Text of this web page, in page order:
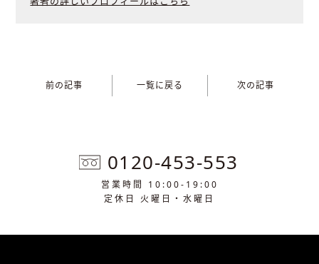
前の記事 一覧に戻る 次の記事
0120-453-553
営業時間 10:00-19:00
定休日 火曜日・水曜日